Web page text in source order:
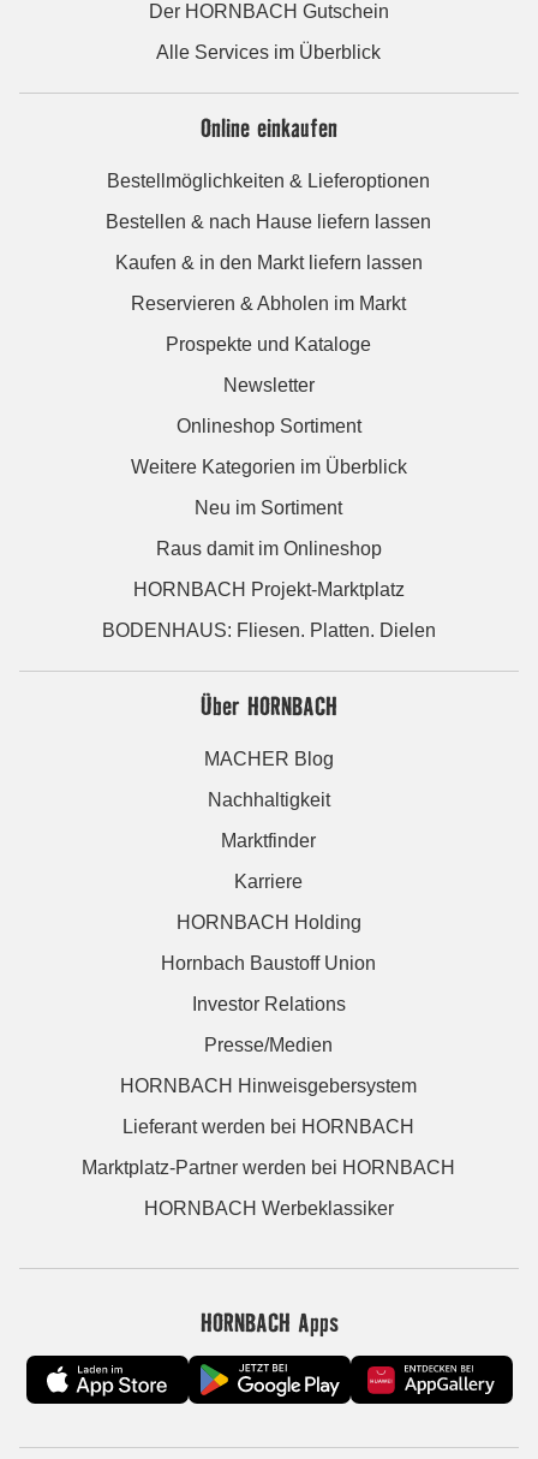
Der HORNBACH Gutschein
Alle Services im Überblick
Online einkaufen
Bestellmöglichkeiten & Lieferoptionen
Bestellen & nach Hause liefern lassen
Kaufen & in den Markt liefern lassen
Reservieren & Abholen im Markt
Prospekte und Kataloge
Newsletter
Onlineshop Sortiment
Weitere Kategorien im Überblick
Neu im Sortiment
Raus damit im Onlineshop
HORNBACH Projekt-Marktplatz
BODENHAUS: Fliesen. Platten. Dielen
Über HORNBACH
MACHER Blog
Nachhaltigkeit
Marktfinder
Karriere
HORNBACH Holding
Hornbach Baustoff Union
Investor Relations
Presse/Medien
HORNBACH Hinweisgebersystem
Lieferant werden bei HORNBACH
Marktplatz-Partner werden bei HORNBACH
HORNBACH Werbeklassiker
HORNBACH Apps